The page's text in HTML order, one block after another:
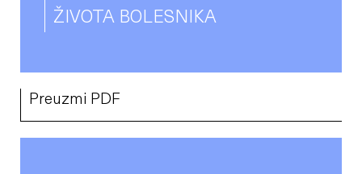
ŽIVOTA BOLESNIKA
Preuzmi PDF